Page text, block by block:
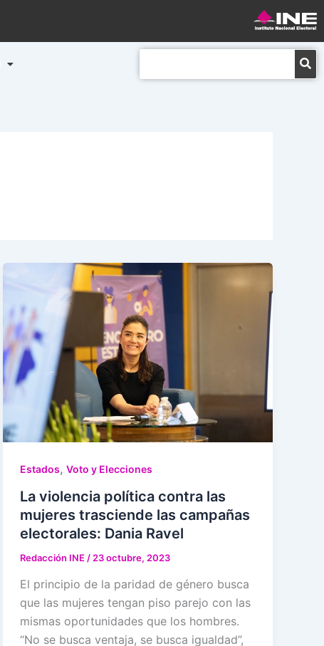
Estados,Voto y Elecciones
La violencia política contra las
mujeres trasciende las campañas
electorales: Dania Ravel
Redacción INE / 23 octubre, 2023
El principio de la paridad de género busca
que las mujeres tengan piso parejo con las
mismas oportunidades que los hombres.
“No se busca ventaja, se busca igualdad”,